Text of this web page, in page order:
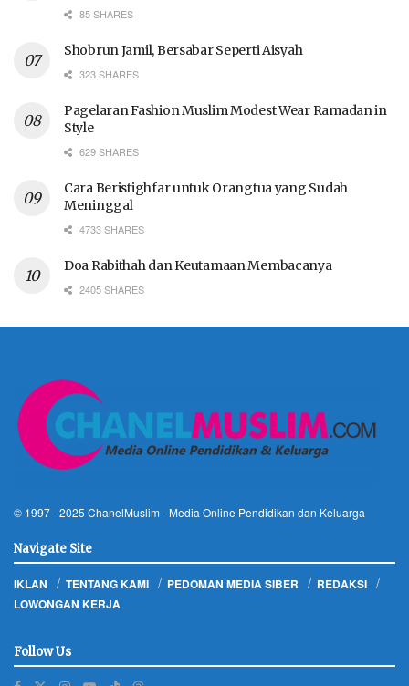
85 SHARES
Shobrun Jamil, Bersabar Seperti Aisyah
323 SHARES
Pagelaran Fashion Muslim Modest Wear Ramadan in
Style
629 SHARES
Cara Beristighfar untuk Orangtua yang Sudah
Meninggal
4733 SHARES
Doa Rabithah dan Keutamaan Membacanya
2405 SHARES
© 1997 - 2025 ChanelMuslim - Media Online Pendidikan dan Keluarga
Navigate Site
IKLAN TENTANG KAMI PEDOMAN MEDIA SIBER
REDAKSI
LOWONGAN KERJA
Follow Us